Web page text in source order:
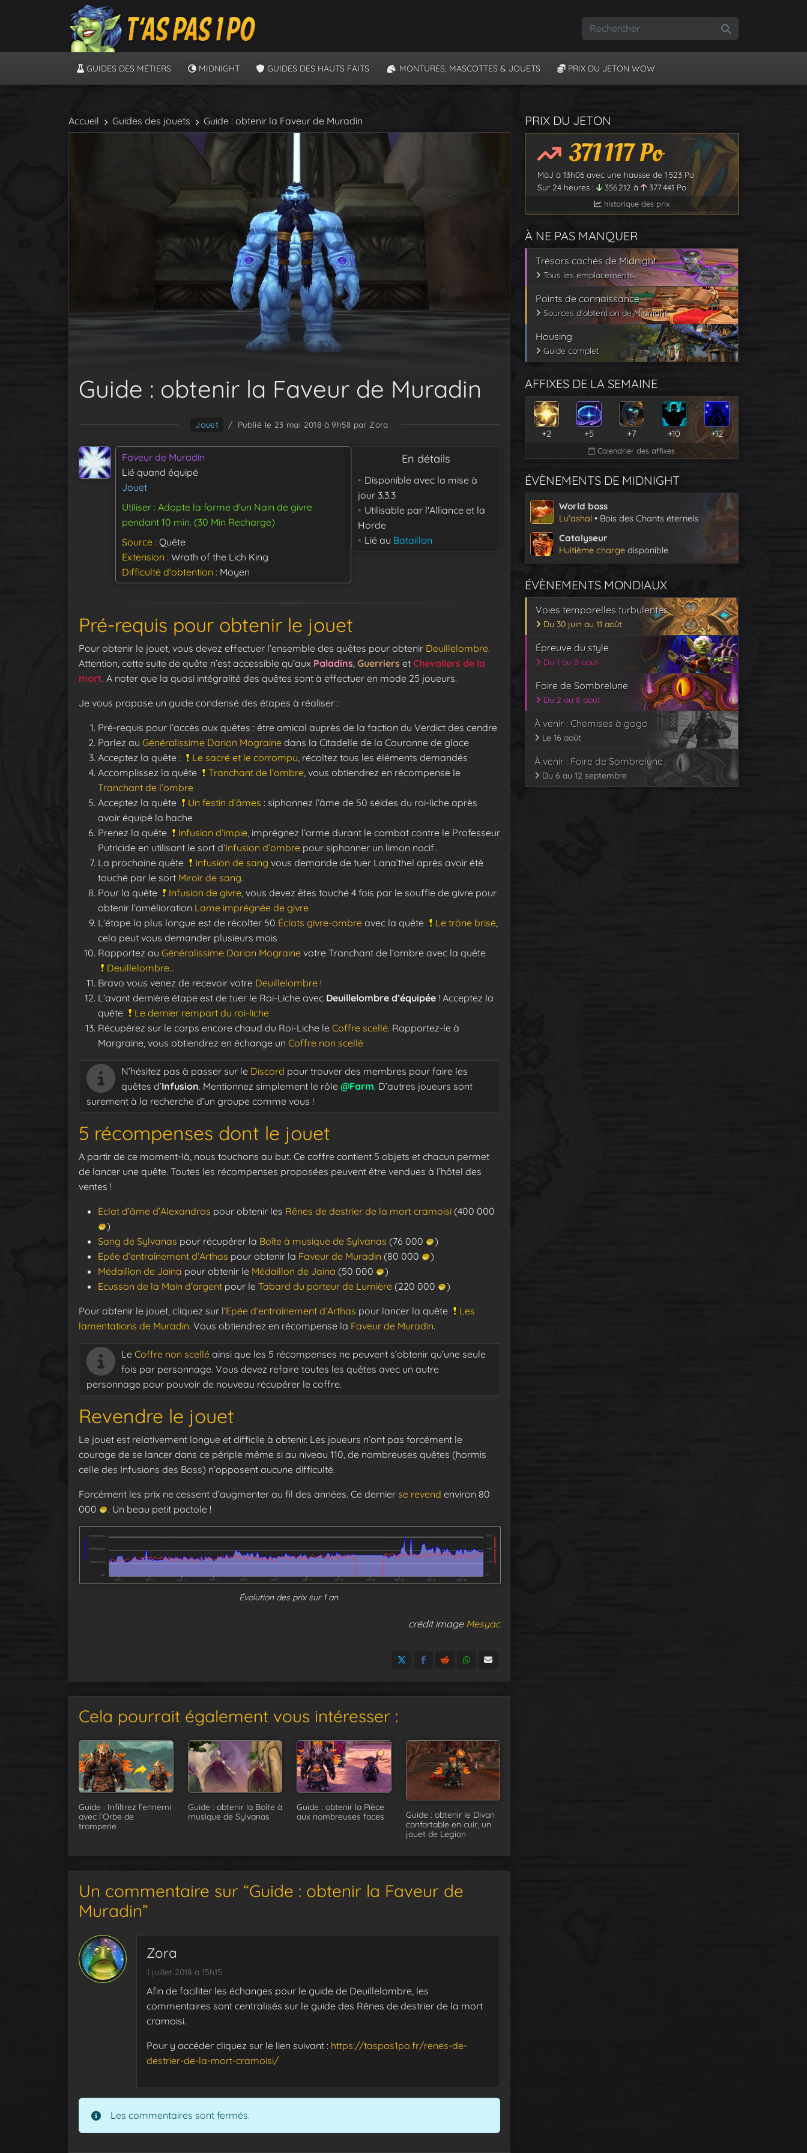
GUIDES DES MÉTIERS MIDNIGHT GUIDES DES HAUTS FAITS MONTURES, MASCOTTES & JOUETS PRIX DU JETON WOW
Accueil Guides des jouets Guide : obtenir la Faveur de Muradin
Guide : obtenir la Faveur de Muradin
Jouet / Publié le 23 mai 2018 à 9h58 par Zora
Faveur de Muradin
Lié quand équipé
Jouet
Utiliser : Adopte la forme d'un Nain de givre
pendant 10 min. (30 Min Recharge)
Source Quête
Extension Wrath of the Lich King
Difficulté d'obtention
Moyen
En détails
Disponible avec la mise à
jour 3.3.3
Utilisable par l'Alliance et la
Horde
Lié au Bataillon
Pré-requis pour obtenir le jouet
Pour obtenir le jouet, vous devez effectuer l’ensemble des quêtes pour obtenir Deuillelombre.
Attention, cette suite de quête n’est accessible qu’aux Paladins Guerriers et Chevaliers de la
mort. A noter que la quasi intégralité des quêtes sont à effectuer en mode 25 joueurs.
Je vous propose un guide condensé des étapes à réaliser :
Pré-requis pour l’accès aux quêtes : être amical auprès de la faction du Verdict des cendre
Parlez au Généralissime Darion Mograine dans la Citadelle de la Couronne de glace
Acceptez la quête :
Le sacré et le corrompu , récoltez tous les éléments demandés
Accomplissez la quête
Tranchant de l’ombre , vous obtiendrez en récompense le
Tranchant de l’ombre
Acceptez la quête
Un festin d’âmes : siphonnez l’âme de 50 séides du roi-liche après
avoir équipé la hache
Prenez la quête
Infusion d’impie , imprégnez l’arme durant le combat contre le Professeur
Putricide en utilisant le sort d’Infusion d’ombre pour siphonner un limon nocif.
La prochaine quête
Infusion de sang vous demande de tuer Lana’thel après avoir été
touché par le sort Miroir de sang.
Pour la quête
Infusion de givre , vous devez êtes touché 4 fois par le souffle de givre pour
obtenir l’amélioration Lame imprégnée de givre
L’étape la plus longue est de récolter 50 Éclats givre-ombre avec la quête Le trône brisé
cela peut vous demander plusieurs mois
Rapportez au Généralissime Darion Mograine votre Tranchant de l’ombre avec la quête
Deuillelombre…
Bravo vous venez de recevoir votre Deuillelombre !
L’avant dernière étape est de tuer le Roi-Liche avec Deuillelombre d’équipée ! Acceptez la
quête
Le dernier rempart du roi-liche
Récupérez sur le corps encore chaud du Roi-Liche le Coffre scellé. Rapportez-le à
Margraine, vous obtiendrez en échange un Coffre non scellé
N’hésitez pas à passer sur le Discord pour trouver des membres pour faire les
quêtes d’Infusion. Mentionnez simplement le rôle @Farm. D’autres joueurs sont
surement à la recherche d’un groupe comme vous !
5 récompenses dont le jouet
A partir de ce moment-là, nous touchons au but. Ce coffre contient 5 objets et chacun permet
de lancer une quête. Toutes les récompenses proposées peuvent être vendues à l’hôtel des
ventes !
Eclat d’âme d’Alexandros pour obtenir les Rênes de destrier de la mort cramoisi (400 000
)
Sang de Sylvanas pour récupérer la Boîte à musique de Sylvanas (76 000
)
Epée d’entraînement d’Arthas pour obtenir la Faveur de Muradin (80 000
)
Médaillon de Jaina pour obtenir le Médaillon de Jaina (50 000
)
Ecusson de la Main d’argent pour le Tabard du porteur de Lumière (220 000 )
Pour obtenir le jouet, cliquez sur l’Epée d’entraînement d’Arthas pour lancer la quête
Les
lamentations de Muradin. Vous obtiendrez en récompense la Faveur de Muradin.
Le Coffre non scellé ainsi que les 5 récompenses ne peuvent s’obtenir qu’une seule
fois par personnage. Vous devez refaire toutes les quêtes avec un autre
personnage pour pouvoir de nouveau récupérer le coffre.
Revendre le jouet
Le jouet est relativement longue et difficile à obtenir. Les joueurs n’ont pas forcément le
courage de se lancer dans ce périple même si au niveau 110, de nombreuses quêtes (hormis
celle des Infusions des Boss) n’opposent aucune difficulté.
Forcément les prix ne cessent d’augmenter au fil des années. Ce dernier se revend environ 80
000
. Un beau petit pactole !
Évolution des prix sur 1 an.
crédit image Mesyac
Cela pourrait également vous intéresser :
Guide : Infiltrez l’ennemi
avec l’Orbe de
tromperie
Guide : obtenir la Boîte à
musique de Sylvanas
Guide : obtenir la Pièce
aux nombreuses faces
Guide : obtenir le Divan
confortable en cuir, un
jouet de Legion
Un commentaire sur “Guide : obtenir la Faveur de
Muradin”
Zora
1 juillet 2018 à 15h15
Afin de faciliter les échanges pour le guide de Deuillelombre, les
commentaires sont centralisés sur le guide des Rênes de destrier de la mort
cramoisi.
Pour y accéder cliquez sur le lien suivant : https://taspas1po.fr/renes-de-
destrier-de-la-mort-cramoisi/
Les commentaires sont fermés.
PRIX DU JETON
371 117Po
MàJ à 13h06 avec une hausse de 1 523 Po
Sur 24 heures :
356 212 à 377 441 Po
historique des prix
À NE PAS MANQUER
Trésors cachés de Midnight
Tous les emplacements
Points de connaissance
Sources d'obtention de Midnight
Housing
Guide complet
AFFIXES DE LA SEMAINE
+2 +5 +7 +10 +12
Calendrier des affixes
ÉVÈNEMENTS DE MIDNIGHT
World boss
Lu'ashal • Bois des Chants éternels
Catalyseur
Huitième charge disponible
ÉVÈNEMENTS MONDIAUX
Voies temporelles turbulentes
Du 30 juin au 11 août
Épreuve du style
Du 1 au 8 août
Foire de Sombrelune
Du 2 au 8 août
À venir : Chemises à gogo
Le 16 août
À venir : Foire de Sombrelune
Du 6 au 12 septembre